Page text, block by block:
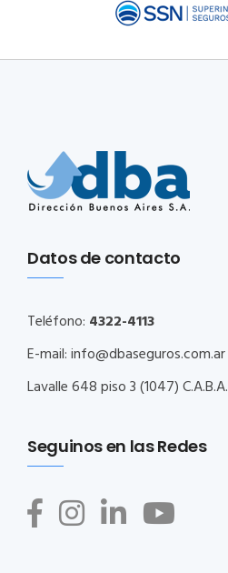
Datos de contacto
Teléfono: 4322-4113
E-mail:info@dbaseguros.com.ar
Lavalle 648 piso 3 (1047) C.A.B.A.
Seguinos en las Redes